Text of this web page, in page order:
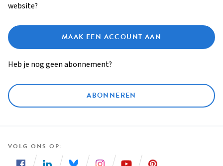
website?
MAAK EEN ACCOUNT AAN
Heb je nog geen abonnement?
ABONNEREN
VOLG ONS OP